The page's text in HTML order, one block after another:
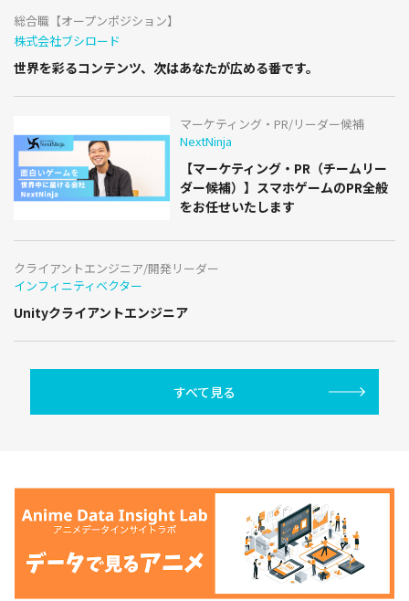
NextNinja
をお任せいたします
クライアントエンジニア/開発リーダー
インフィニティベクター
すべて見る